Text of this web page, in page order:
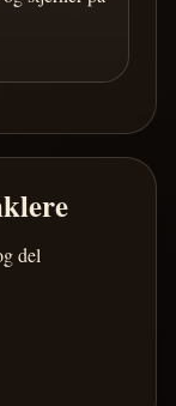
del